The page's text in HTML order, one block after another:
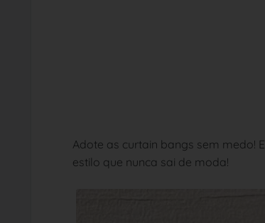
Adote as curtain bangs sem medo!
estilo que nunca sai de moda!